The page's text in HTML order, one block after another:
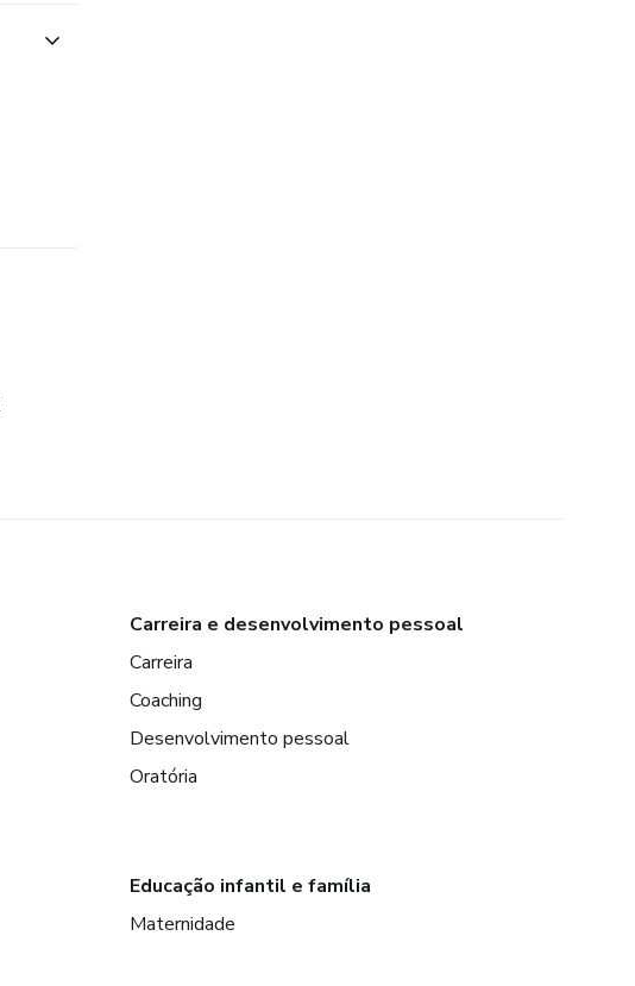
Carreira e desenvolvimento pessoal
Carreira
Coaching
Desenvolvimento pessoal
Oratória
Educação infantil e família
Maternidade